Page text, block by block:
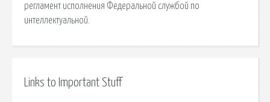
регламент исполнения Федеральной службой по
интеллектуальной.
Links to Important Stuff